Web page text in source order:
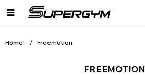

Home Freemotion
FREEMOTION